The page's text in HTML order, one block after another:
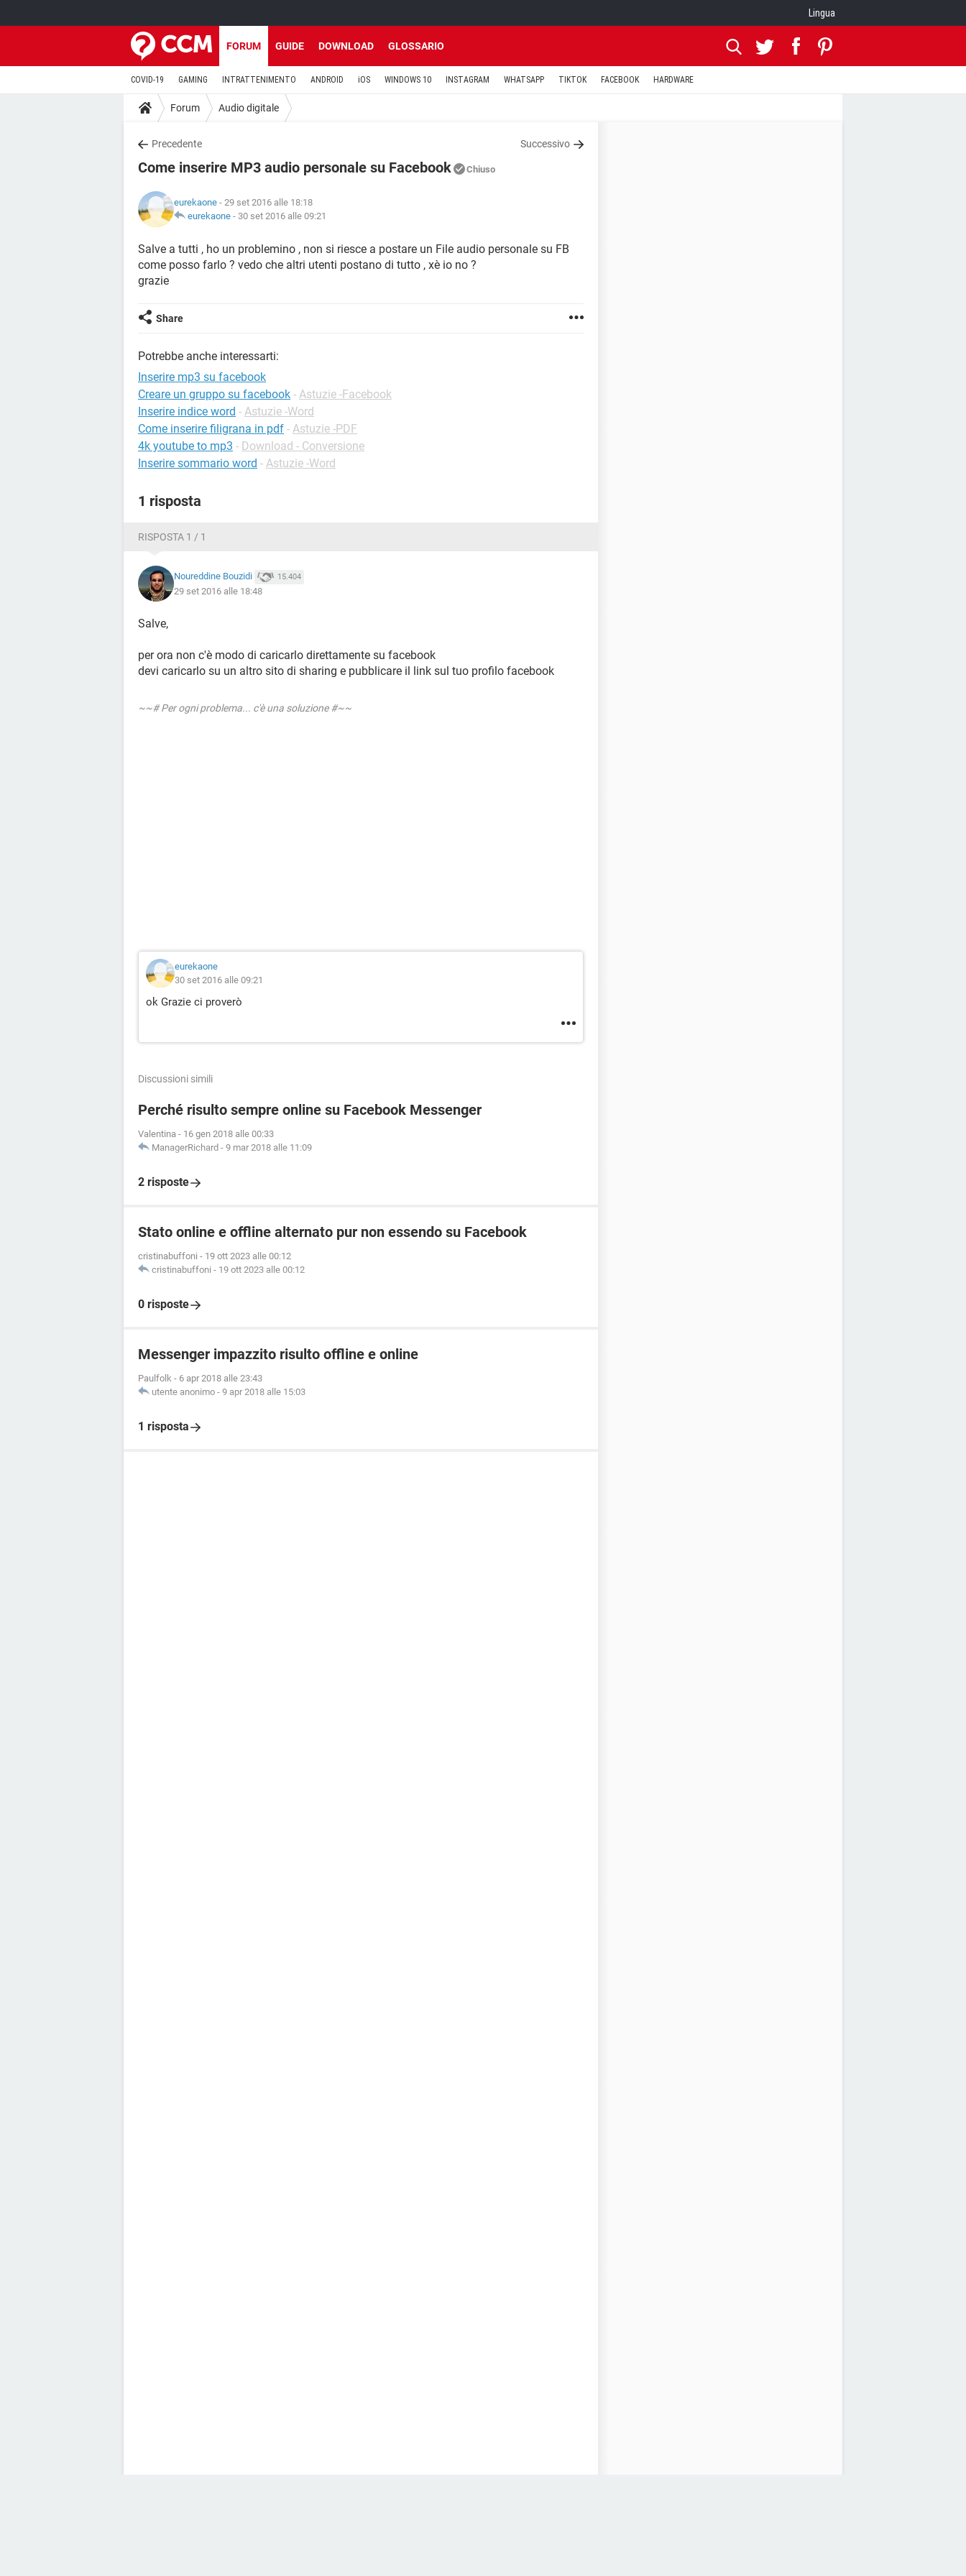
Lingua
FORUM GUIDE DOWNLOAD GLOSSARIO
COVID-19 GAMING INTRATTENIMENTO ANDROID iOS WINDOWS 10 INSTAGRAM WHATSAPP TIKTOK FACEBOOK HARDWARE
Forum Audio digitale
Precedente Successivo
Come inserire MP3 audio personale su Facebook Chiuso
eurekaone - 29 set 2016 alle 18:18
eurekaone - 30 set 2016 alle 09:21
Salve a tutti , ho un problemino , non si riesce a postare un File audio personale su FB
come posso farlo ? vedo che altri utenti postano di tutto , xè io no ?
grazie
Share
Potrebbe anche interessarti:
Inserire mp3 su facebook
Creare un gruppo su facebook - Astuzie -Facebook
Inserire indice word - Astuzie -Word
Come inserire filigrana in pdf - Astuzie -PDF
4k youtube to mp3 - Download - Conversione
Inserire sommario word - Astuzie -Word
1 risposta
RISPOSTA 1 / 1
Noureddine Bouzidi 15.404
29 set 2016 alle 18:48
Salve,
per ora non c'è modo di caricarlo direttamente su facebook
devi caricarlo su un altro sito di sharing e pubblicare il link sul tuo profilo facebook
~~# Per ogni problema... c'è una soluzione #~~
eurekaone
30 set 2016 alle 09:21
ok Grazie ci proverò
Discussioni simili
Perché risulto sempre online su Facebook Messenger
Valentina - 16 gen 2018 alle 00:33
ManagerRichard - 9 mar 2018 alle 11:09
2 risposte
Stato online e offline alternato pur non essendo su Facebook
cristinabuffoni - 19 ott 2023 alle 00:12
cristinabuffoni - 19 ott 2023 alle 00:12
0 risposte
Messenger impazzito risulto offline e online
Paulfolk - 6 apr 2018 alle 23:43
utente anonimo - 9 apr 2018 alle 15:03
1 risposta